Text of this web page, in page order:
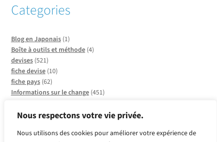
Nous respectons votre vie privée.
Nous utilisons des cookies pour améliorer votre expérience de
Categories
Blog en Japonais(1)
Boîte à outils et méthode(4)
devises(521)
fiche devise(10)
fiche pays(62)
Informations sur le change(451)
Infos sur CCO(137)
métaux (2)